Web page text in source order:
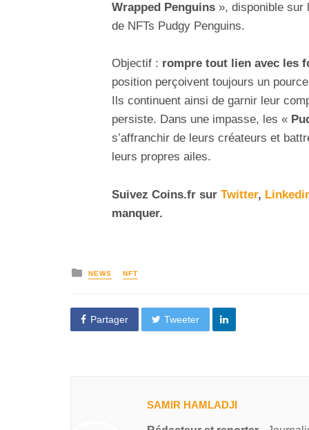
Wrapped Penguins », disponible sur
de NFTs Pudgy Penguins.
Objectif : rompre tout lien avec les
position perçoivent toujours un
Ils continuent ainsi de garnir leur
persiste. Dans une impasse, les «
s’affranchir de leurs créateurs et
leurs propres ailes.
Suivez Coins.fr sur Twitter,
manquer.
NEWS NFT
Partager Tweeter
SAMIR HAMLADJI